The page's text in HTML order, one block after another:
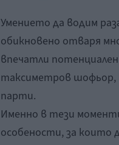
Умението да водим
обикновено отваря
впечатли
таксиметров шофьор,
парти.
Именно в тези
особености, за които